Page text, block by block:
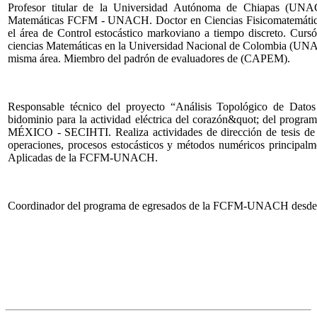
Profesor titular de la Universidad Autónoma de Chiapas
Matemáticas FCFM - UNACH. Doctor en Ciencias
el área de Control estocástico markoviano a tiempo discreto.
ciencias Matemáticas en la Universidad Nacional de Colombia
misma área. Miembro del padrón de evaluadores de (CAPEM).
Responsable técnico del proyecto “Análisis Topológico de
bidominio para la actividad eléctrica del corazón&quot; del
MÉXICO - SECIHTI. Realiza actividades de dirección de tesis
operaciones, procesos estocásticos y métodos numéricos
Aplicadas de la FCFM-UNACH.
Coordinador del programa de egresados de la FCFM-UNACH